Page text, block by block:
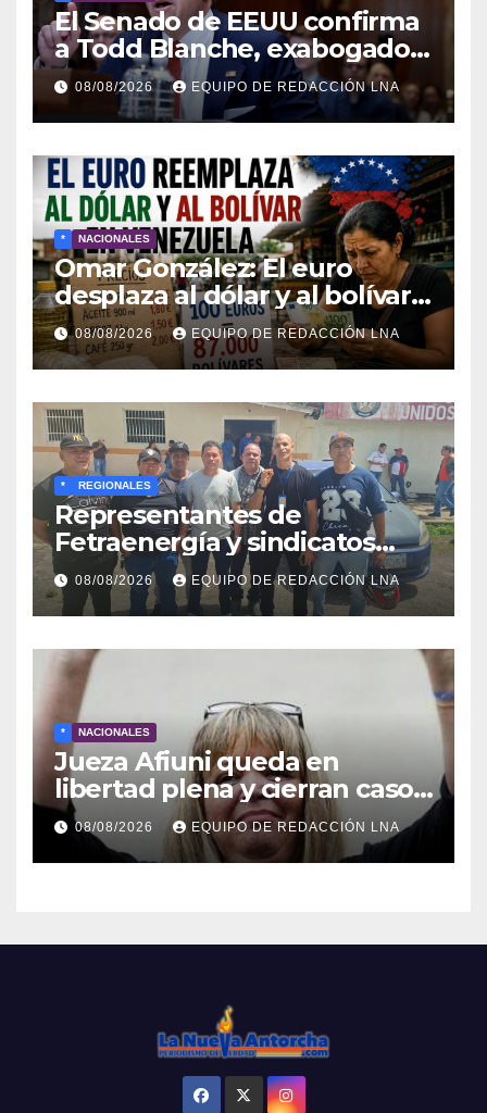
El Senado de EEUU confirma
a Todd Blanche, exabogado
de Trump, como fiscal
general
08/08/2026 EQUIPO DE REDACCIÓN LNA
* NACIONALES
Omar González: El euro
desplaza al dólar y al bolívar
en medio del caos
económico
08/08/2026 EQUIPO DE REDACCIÓN LNA
* REGIONALES
Representantes de
Fetraenergía y sindicatos
base llaman a renovar
directivas para rescatar la
lucha laboral en Anzoátegui
08/08/2026 EQUIPO DE REDACCIÓN LNA
* NACIONALES
Jueza Afiuni queda en
libertad plena y cierran caso
tras más de 16 años
08/08/2026 EQUIPO DE REDACCIÓN LNA